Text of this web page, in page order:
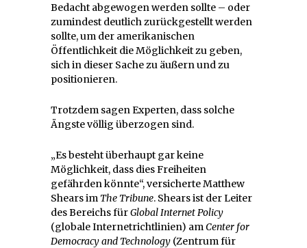
Bedacht abgewogen werden sollte – oder
zumindest deutlich zurückgestellt werden
sollte, um der amerikanischen
Öffentlichkeit die Möglichkeit zu geben,
sich in dieser Sache zu äußern und zu
positionieren.
Trotzdem sagen Experten, dass solche
Ängste völlig überzogen sind.
„Es besteht überhaupt gar keine
Möglichkeit, dass dies Freiheiten
gefährden könnte“, versicherte Matthew
Shears im The Tribune. Shears ist der Leiter
des Bereichs fürGlobal Internet Policy
(globale Internetrichtlinien) amCenter for
Democracy and Technology (Zentrum für